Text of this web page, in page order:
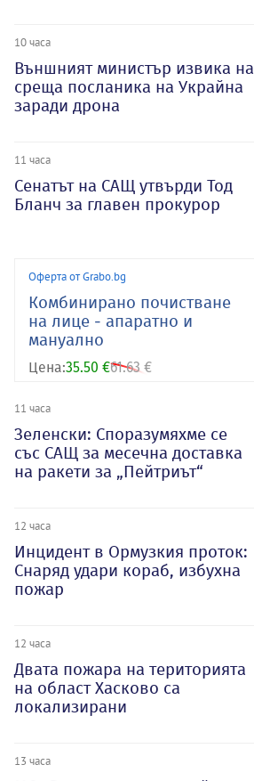
10 часа
Външният министър извика на
среща посланика на Украйна
заради дрона
11 часа
Сенатът на САЩ утвърди Тод
Бланч за главен прокурор
Оферта от Grabo.bg
Комбинирано почистване
на лице - апаратно и
мануално
Цена:35.50 €61.63 €
11 часа
Зеленски: Споразумяхме се
със САЩ за месечна доставка
на ракети за „Пейтриът“
12 часа
Инцидент в Ормузкия проток:
Снаряд удари кораб, избухна
пожар
12 часа
Двата пожара на територията
на област Хасково са
локализирани
13 часа